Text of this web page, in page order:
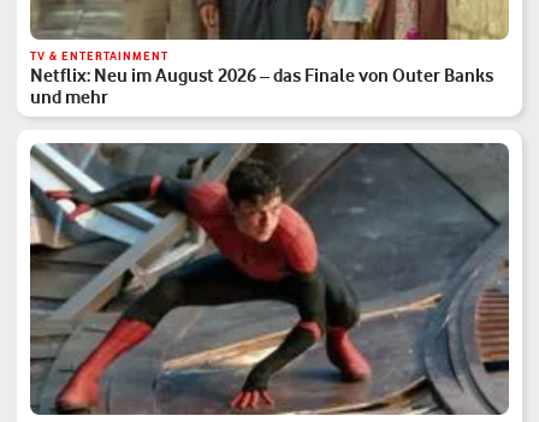
TV & ENTERTAINMENT
Netflix: Neu im August 2026 – das Finale von Outer Banks
und mehr